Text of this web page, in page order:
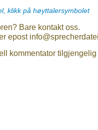
klikk på høyttalersymbolet
Bare kontakt oss.
epost
kommentator tilgjengelig